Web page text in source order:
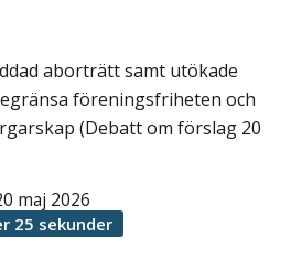
aborträtt samt utökade
föreningsfriheten och
(Debatt om förslag 20
maj 2026
25 sekunder